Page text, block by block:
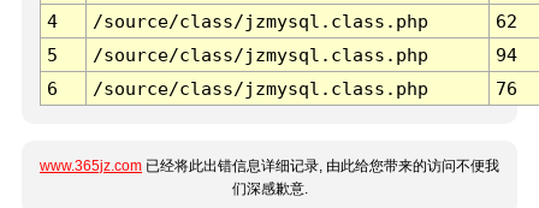
4
/source/class/jzmysql.class.php
62
5
/source/class/jzmysql.class.php
94
6
/source/class/jzmysql.class.php 76
www.365jz.com 已经将此出错信息详细记录, 由此给您带来的访问不便我
们深感歉意.